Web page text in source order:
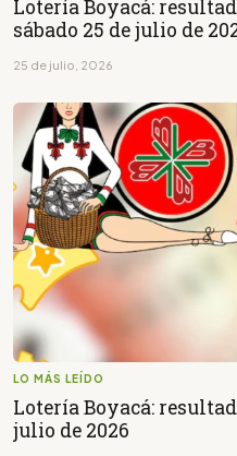
Lotería Boyacá:
sábado 25 de julio de
25 de julio, 2026
LO MÁS LEÍDO
Lotería Boyacá:
julio de 2026